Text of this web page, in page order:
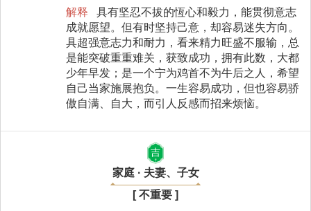
解释
具有坚忍不拔的恆心和毅力，能贯彻意志
成就愿望。但有时坚持己意，却容易迷失方向。
具超强意志力和耐力，看来精力旺盛不服输，总
是能突破重重难关，获致成功，拥有此数，大都
少年早发；是一个宁为鸡首不为牛后之人，希望
自己当家施展抱负。一生容易成功，但也容易骄
傲自满、自大，而引人反感而招来烦恼。
吉
家庭 · 夫妻、子女
[ 不重要 ]